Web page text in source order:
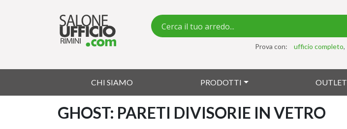
Prova con: ufficio completo
CHI SIAMO PRODOTTI OUTLET
GHOST: PARETI DIVISORIE IN VETRO